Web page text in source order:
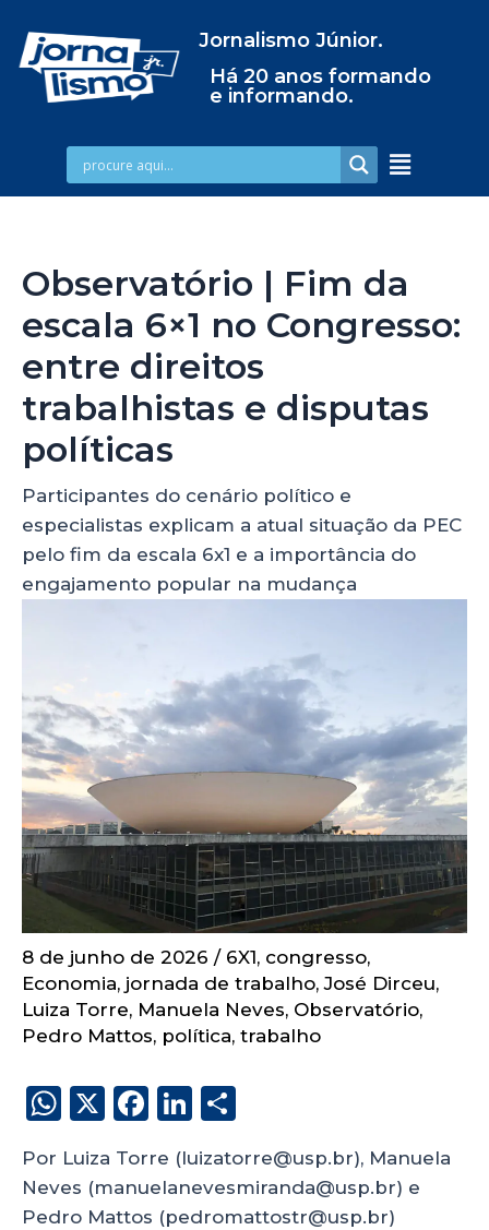
Jornalismo Júnior.
Há 20 anos formando
e informando.
Observatório | Fim da
escala 6×1 no Congresso:
entre direitos
trabalhistas e disputas
políticas
Participantes do cenário político e
especialistas explicam a atual situação da PEC
pelo fim da escala 6x1 e a importância do
engajamento popular na mudança
8 de junho de 2026 / 6X1, congresso,
Economia, jornada de trabalho,José Dirceu,
Luiza Torre, Manuela Neves, Observatório,
Pedro Mattos, política, trabalho
W
a
ts
X
F
c
e
Li
k
e
a
re
Por Luiza Torre (luizatorre@usp.br), Manuela
Neves (manuelanevesmiranda@usp.br) e
Pedro Mattos (pedromattostr@usp.br)